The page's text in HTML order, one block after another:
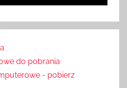
do pobrania
- pobierz